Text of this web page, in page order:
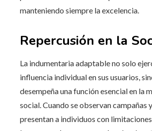
manteniendo siempre la excelencia.
Repercusión en la
La indumentaria adaptable no solo
influencia individual en sus usuarios,
desempeña una función esencial en la
social. Cuando se observan campañas
presentan a individuos con